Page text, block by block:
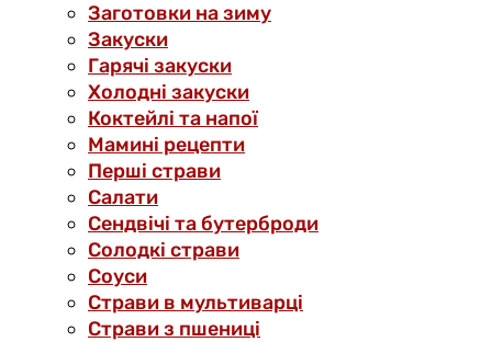
Заготовки на зиму
Закуски
Гарячі закуски
Холодні закуски
Коктейлі та напої
Мамині рецепти
Перші страви
Салати
Сендвічі та бутерброди
Солодкі страви
Соуси
Страви в мультиварці
Страви з пшениці